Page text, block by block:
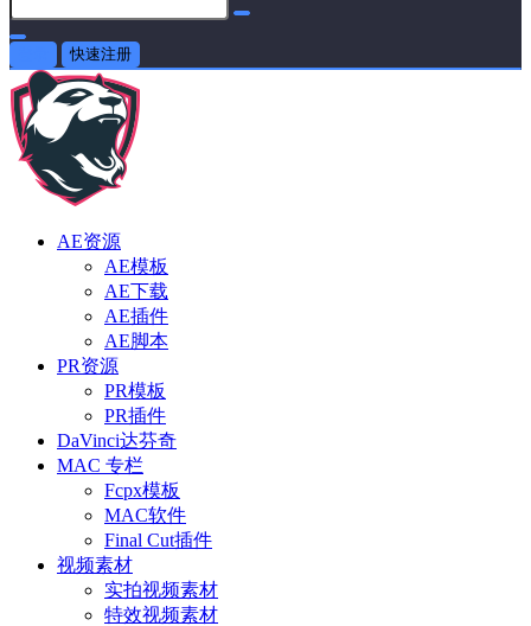
快速注册
AE资源
AE模板
AE下载
AE插件
AE脚本
PR资源
PR模板
PR插件
DaVinci达芬奇
MAC 专栏
Fcpx模板
MAC软件
Final Cut插件
视频素材
实拍视频素材
特效视频素材